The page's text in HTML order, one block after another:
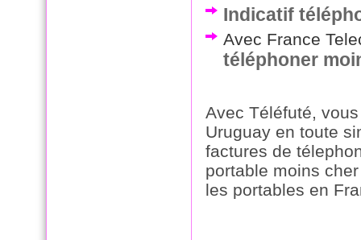
Indicatif
Avec France
téléphoner
Avec Téléfuté,
Uruguay en toute
factures de
portable moins
les portables en